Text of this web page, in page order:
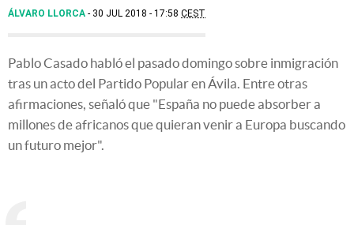
ÁLVARO LLORCA 30 JUL 2018 - 17:58 CEST
Pablo Casado habló el pasado domingo sobre inmigración
tras un acto del Partido Popular en Ávila. Entre otras
afirmaciones, señaló que "España no puede absorber a
millones de africanos que quieran venir a Europa buscando
un futuro mejor".